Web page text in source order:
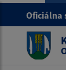
Oficiálna